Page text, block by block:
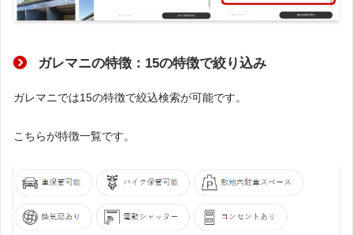
ガレマニの特徴：15の特徴で絞り込み
ガレマニでは15の特徴で絞込検索が可能です。
こちらが特徴一覧です。